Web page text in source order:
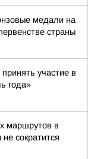
медали на
страны
участие в
года»
маршрутов в
сократится